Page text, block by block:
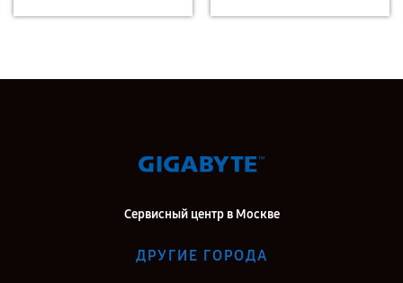
Сервисный центр в Москве
ДРУГИЕ ГОРОДА